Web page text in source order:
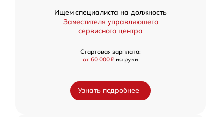
Ищем специалиста на должность
Заместителя управляющего
сервисного центра
Стартовая зарплата:
от 60 000 ₽ на руки
Узнать подробнее